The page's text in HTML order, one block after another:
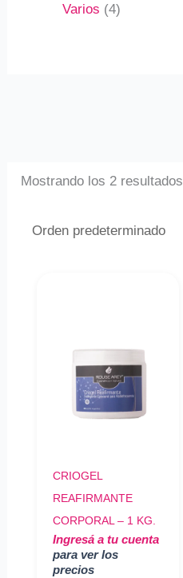
Varios 4
Mostrando los 2 resultados
CRIOGEL
REAFIRMANTE
CORPORAL – 1 KG.
Ingresá a tu cuenta
para ver los
precios